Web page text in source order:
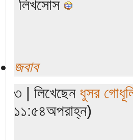
লিখসোস
জবাব
৩ | লিখেছেন ধুসর
১১:৫৪অপরাহ্ন)